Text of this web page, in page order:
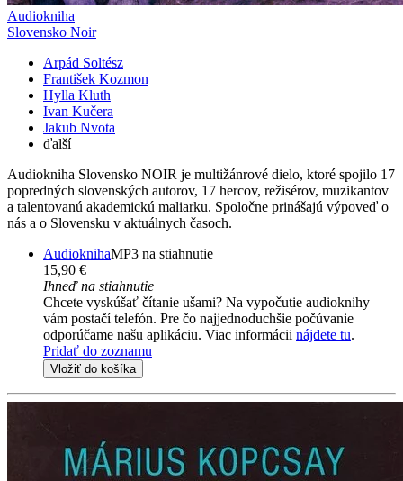
Audiokniha
Slovensko Noir
Arpád Soltész
František Kozmon
Hylla Kluth
Ivan Kučera
Jakub Nvota
ďalší
Audiokniha Slovensko NOIR je multižánrové dielo, ktoré spojilo 17
popredných slovenských autorov, 17 hercov, režisérov, muzikantov
a talentovanú akademickú maliarku. Spoločne prinášajú výpoveď o
nás a o Slovensku v aktuálnych časoch.
AudioknihaMP3 na stiahnutie
15,90 €
Ihneď na stiahnutie
Chcete vyskúšať čítanie ušami? Na vypočutie audioknihy
vám postačí telefón. Pre čo najjednoduchšie počúvanie
odporúčame našu aplikáciu. Viac informácii nájdete tu.
Pridať do zoznamu
Vložiť do košíka